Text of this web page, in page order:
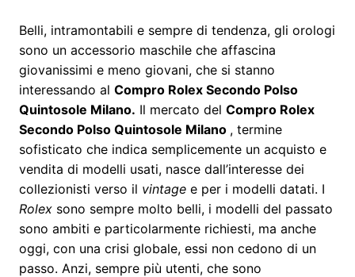
Belli, intramontabili e sempre di tendenza, gli orologi
sono un accessorio maschile che affascina
giovanissimi e meno giovani, che si stanno
interessando al Compro Rolex Secondo Polso
Quintosole Milano. Il mercato del Compro Rolex
Secondo Polso Quintosole Milano , termine
sofisticato che indica semplicemente un acquisto e
vendita di modelli usati, nasce dall’interesse dei
collezionisti verso il vintage e per i modelli datati. I
Rolex sono sempre molto belli, i modelli del passato
sono ambiti e particolarmente richiesti, ma anche
oggi, con una crisi globale, essi non cedono di un
passo. Anzi, sempre più utenti, che sono